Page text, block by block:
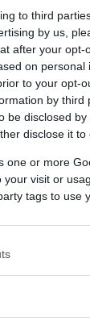
to third
by us,
after your
on
to your opt-
by third
be disclosed
disclose it to
one or more
visit or
tags to use
Bilråd
Kia. Plus
bil som KITT
i Euro